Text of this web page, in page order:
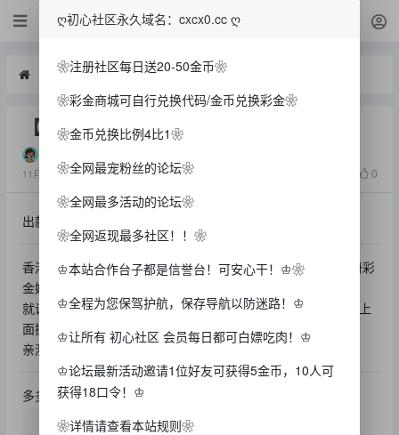
白菜
白菜 【香港28】—✅—注册送58
【香港28】—✅—注册送58
11月前 1728 0
出款情况：自测（严谨充值）
香港28注册送58，注册完绑定出款方式找在线客服说领取注册彩
金她会问你哪里来的，
就说预测网看到的，然后她会发你一个链接添加专员然后重复上
面操作即可，
亲测出款300，预测网连接在图中自行复制，
多多分享初心社区！
ღ初心社区永久域名：cxcx0.cc ღ
❀注册社区每日送20-50金币❀
❀彩金商城可自行兑换代码/金币兑换彩金❀
❀金币兑换比例4比1❀
❀全网最宠粉丝的论坛❀
❀全网最多活动的论坛❀
❀全网返现最多社区！！❀
♔本站合作台子都是信誉台！可安心干！♔❀
♔全程为您保驾护航，保存导航以防迷路！♔
♔让所有 初心社区 会员每日都可白嫖吃肉！♔
♔论坛最新活动邀请1位好友可获得5金币，10人可
获得18口令！♔
❀详情请查看本站规则❀